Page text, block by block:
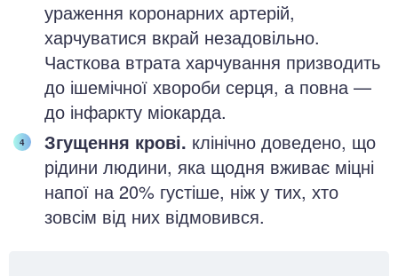
ураження коронарних артерій,
харчуватися вкрай незадовільно.
Часткова втрата харчування призводить
до ішемічної хвороби серця, а повна —
до інфаркту міокарда.
Згущення крові. клінічно доведено, що
рідини людини, яка щодня вживає міцні
напої на 20% густіше, ніж у тих, хто
зовсім від них відмовився.